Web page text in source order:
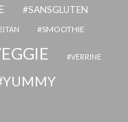
SANSGLUTEN
SMOOTHIE
VERRINE
YUMMY